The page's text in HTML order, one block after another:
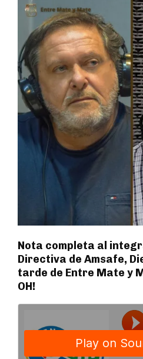
Nota completa al
Directiva de Amsafe,
tarde de Entre Mate y
OH!